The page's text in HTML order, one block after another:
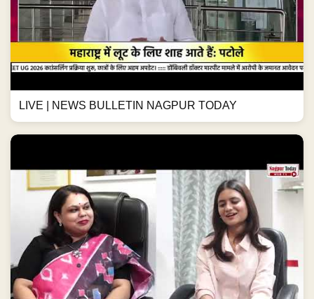
LIVE | NEWS BULLETIN NAGPUR TODAY